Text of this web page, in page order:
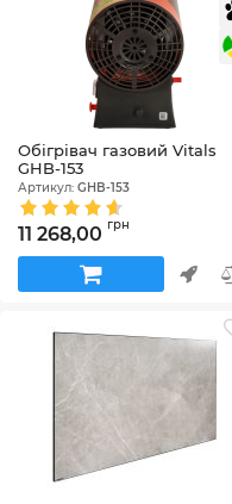
Обігрівач газовий Vitals
GHB-153
Артикул: GHB-153
11 268,00 грн